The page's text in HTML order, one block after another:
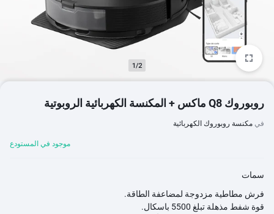
1/2
روبوروك Q8 ماكس + المكنسة الكهربائية الروبوتية
في مكنسة روبوروك الكهربائية
موجود في المستودع
سمات
فرش مطاطية مزدوجة لمضاعفة الطاقة.
قوة شفط مذهلة تبلغ 5500 باسكال.